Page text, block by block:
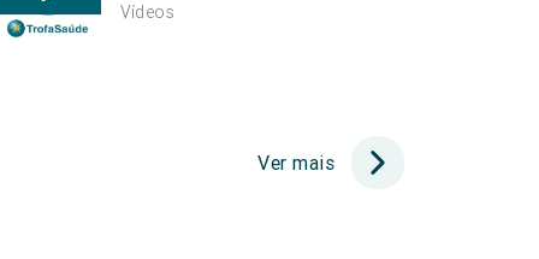
aceites no Trofa Saúde Vila
Vídeos
Ver mais